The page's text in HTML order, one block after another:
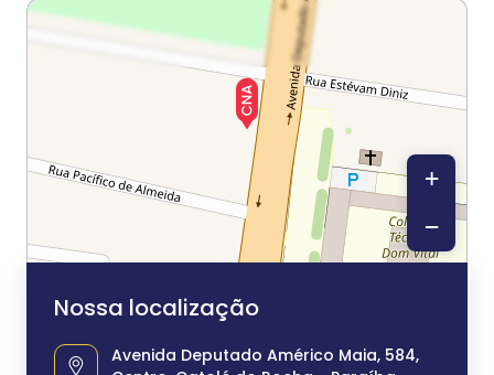
Nossa localização
Avenida Deputado Américo Maia, 584,
+
−